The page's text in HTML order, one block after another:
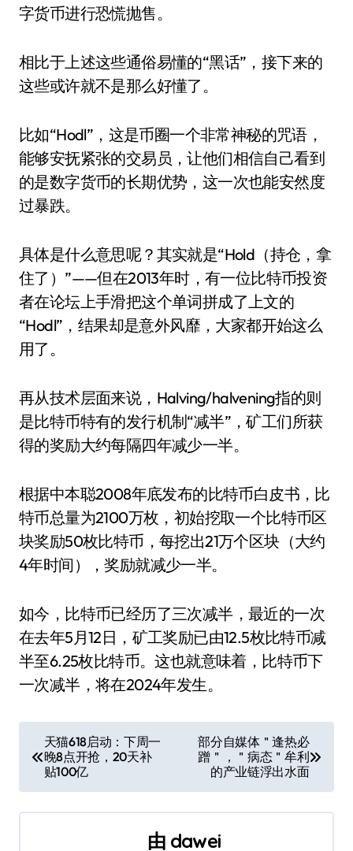
字货币进行恐慌抛售。
相比于上述这些通俗易懂的“黑话”，接下来的
这些或许就不是那么好懂了。
比如“Hodl”，这是币圈一个非常神秘的咒语，
能够安抚紧张的交易员，让他们相信自己看到
的是数字货币的长期优势，这一次也能安然度
过暴跌。
具体是什么意思呢？其实就是“Hold（持仓，拿
住了）”——但在2013年时，有一位比特币投资
者在论坛上手滑把这个单词拼成了上文的
“Hodl”，结果却是意外风靡，大家都开始这么
用了。
再从技术层面来说，Halving/halvening指的则
是比特币特有的发行机制“减半”，矿工们所获
得的奖励大约每隔四年减少一半。
根据中本聪2008年底发布的比特币白皮书，比
特币总量为2100万枚，初始挖取一个比特币区
块奖励50枚比特币，每挖出21万个区块（大约
4年时间），奖励就减少一半。
如今，比特币已经历了三次减半，最近的一次
在去年5月12日，矿工奖励已由12.5枚比特币减
半至6.25枚比特币。这也就意味着，比特币下
一次减半，将在2024年发生。
章
导
天猫618启动：下周一
晚8点开抢，20天补
贴100亿
部分自媒体＂逢热必
蹭＂，＂病态＂牟利
的产业链浮出水面
由 dawei